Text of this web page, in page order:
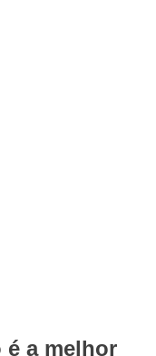
é a melhor